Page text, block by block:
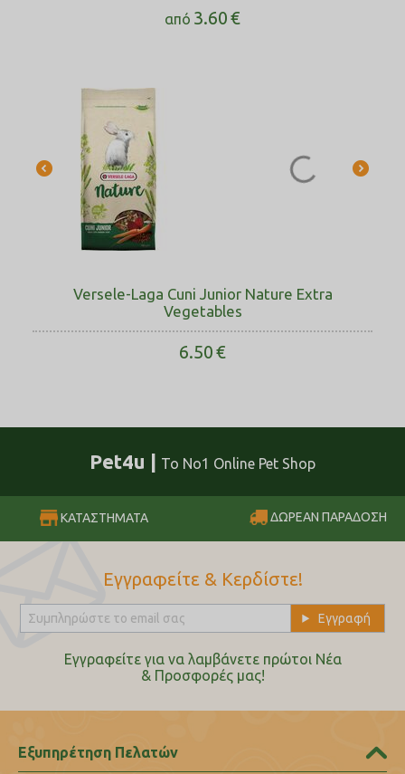
από 3.60€
Versele-Laga Cuni Junior Nature Extra
Vegetables
6.50€
Pet4u | Το No1 Online Pet Shop
ΚΑΤΑΣΤΗΜΑΤΑ ΔΩΡΕΑΝ ΠΑΡΑΔΟΣΗ
Εγγραφείτε & Κερδίστε!
Εγγραφείτε για να λαμβάνετε πρώτοι Nέα
& Προσφορές μας!
Εξυπηρέτηση Πελατών